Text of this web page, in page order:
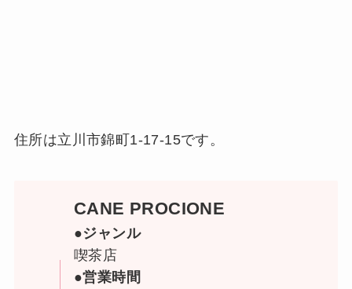
住所は立川市錦町1-17-15です。
CANE PROCIONE
●ジャンル
喫茶店
●営業時間